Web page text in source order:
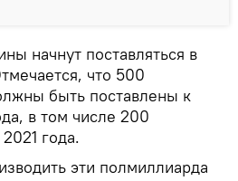
начнут поставляться в
что 500
быть поставлены к
в том числе 200
года.
эти полмиллиарда